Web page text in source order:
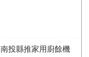
投縣推家用廚餘機